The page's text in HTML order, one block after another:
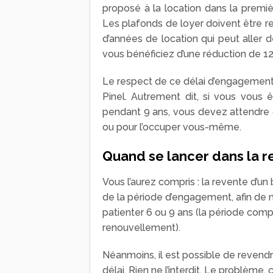
proposé à la location dans la
Les plafonds de loyer doivent être
d’années de location qui peut aller
vous bénéficiez d’une réduction de
Le respect de ce délai
Pinel. Autrement dit, si vous vous
pendant 9 ans, vous devez
ou pour l’occuper vous-même.
Quand se lancer dans la
Vous l’aurez compris : la revente
de la période d’engagement, afin de
patienter 6 ou 9 ans (la période
renouvellement).
Néanmoins, il est possible de
délai. Rien ne l’interdit. Le